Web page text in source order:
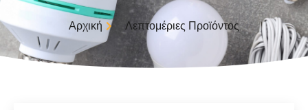
Αρχική Λεπτομέριες Προϊόντος